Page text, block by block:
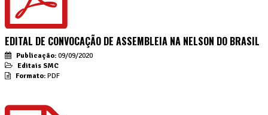
EDITAL DE CONVOCAÇÃO DE ASSEMBLEIA NA NELSON DO BRASIL
Publicação: 09/09/2020
Editais SMC
Formato: PDF